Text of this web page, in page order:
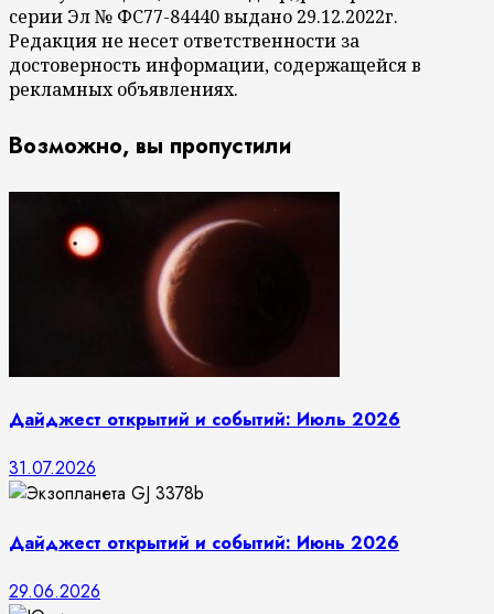
серии Эл № ФС77-84440 выдано 29.12.2022г.
Редакция не несет ответственности за
достоверность информации, содержащейся в
рекламных объявлениях.
Возможно, вы пропустили
Дайджест открытий и событий: Июль 2026
31.07.2026
Дайджест открытий и событий: Июнь 2026
29.06.2026